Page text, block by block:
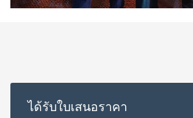
ได้รับใบเสนอราคา